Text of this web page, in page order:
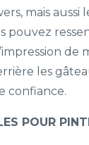
mais aussi
pouvez
de
les
confiance.
POUR